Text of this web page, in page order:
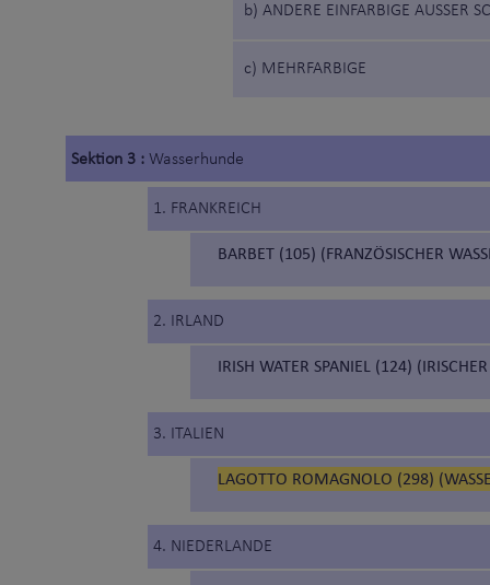
b) ANDERE EINFARBIGE AUSSER
c) MEHRFARBIGE
Sektion 3 : Wasserhunde
1. FRANKREICH
BARBET (105) (FRANZÖSISCHER
2. IRLAND
IRISH WATER SPANIEL (124)
3. ITALIEN
LAGOTTO ROMAGNOLO (298)
4. NIEDERLANDE